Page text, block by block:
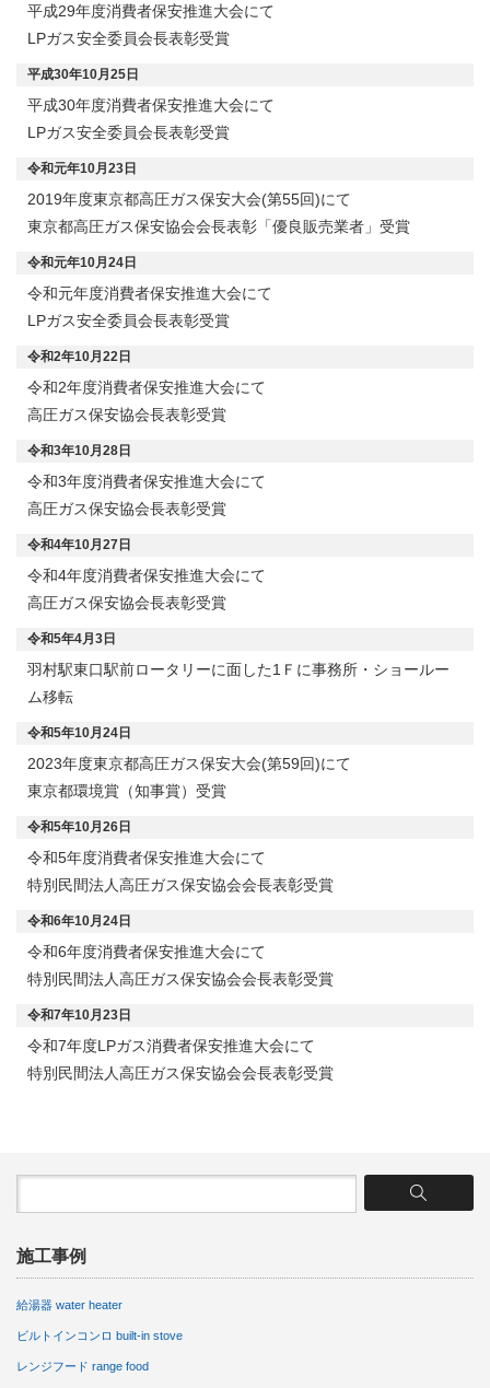
平成29年度消費者保安推進大会にて
LPガス安全委員会長表彰受賞
平成30年10月25日
平成30年度消費者保安推進大会にて
LPガス安全委員会長表彰受賞
令和元年10月23日
2019年度東京都高圧ガス保安大会(第55回)にて
東京都高圧ガス保安協会会長表彰「優良販売業者」受賞
令和元年10月24日
令和元年度消費者保安推進大会にて
LPガス安全委員会長表彰受賞
令和2年10月22日
令和2年度消費者保安推進大会にて
高圧ガス保安協会長表彰受賞
令和3年10月28日
令和3年度消費者保安推進大会にて
高圧ガス保安協会長表彰受賞
令和4年10月27日
令和4年度消費者保安推進大会にて
高圧ガス保安協会長表彰受賞
令和5年4月3日
羽村駅東口駅前ロータリーに面した1Ｆに事務所・ショールー
ム移転
令和5年10月24日
2023年度東京都高圧ガス保安大会(第59回)にて
東京都環境賞（知事賞）受賞
令和5年10月26日
令和5年度消費者保安推進大会にて
特別民間法人高圧ガス保安協会会長表彰受賞
令和6年10月24日
令和6年度消費者保安推進大会にて
特別民間法人高圧ガス保安協会会長表彰受賞
令和7年10月23日
令和7年度LPガス消費者保安推進大会にて
特別民間法人高圧ガス保安協会会長表彰受賞
施工事例
給湯器 water heater
ビルトインコンロ built-in stove
レンジフード range food